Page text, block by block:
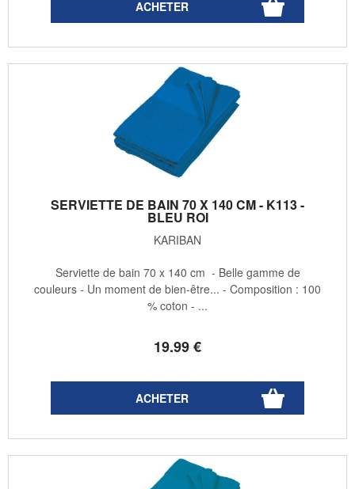
SERVIETTE DE BAIN 70 X 140 CM - K113 -
BLEU ROI
KARIBAN
19.99€
Serviette de bain 70 x 140 cm - Belle gamme de
couleurs - Un moment de bien-être... - Composition : 100
% coton - ...